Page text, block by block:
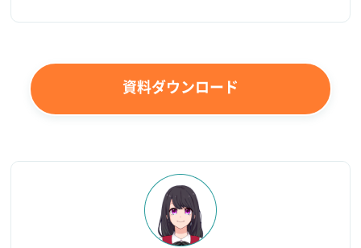
資料ダウンロード